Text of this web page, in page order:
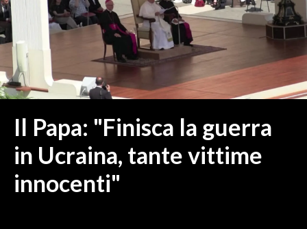
ORISTANO E PROVINCIA
SASSARI E PROVINCIA
GALLURA
NUORO E PROVINCIA
OGLIASTRA
ITALIA
MONDO
Il Papa: "Finisca la guerra
in Ucraina, tante vittime
innocenti"